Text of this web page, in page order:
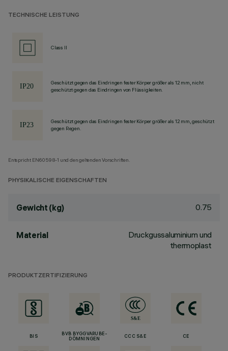
TECHNISCHE LEISTUNG
Class II
Geschützt gegen das Eindringen fester Körper größer als 12 mm, nicht
geschützt gegen das Eindringen von Flüssigkeiten.
Geschützt gegen das Eindringen fester Körper größer als 12 mm, geschützt
gegen Regen.
Entspricht EN60598-1 und den geltenden Vorschriften.
PHYSIKALISCHE EIGENSCHAFTEN
Gewicht (kg) 0.75
Material
Druckgussaluminium und
thermoplast
PRODUKTZERTIFIZIERUNG
BIS
BVB BYGGVARUBE-
DÖMNINGEN
CCC S&E CE